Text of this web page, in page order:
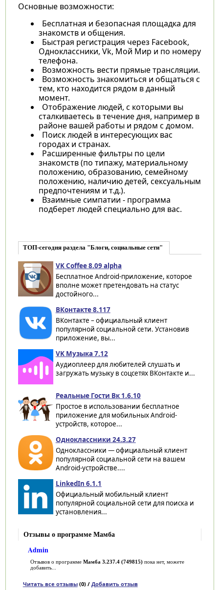
Основные возможности:
Бесплатная и безопасная площадка для
знакомств и общения.
Быстрая регистрация через Facebook,
Одноклассники, Vk, Мой Мир и по номеру
телефона.
Возможность вести прямые трансляции.
Возможность знакомиться и общаться с
тем, кто находится рядом в данный
момент.
Отображение людей, с которыми вы
сталкиваетесь в течение дня, например в
районе вашей работы и рядом с домом.
Поиск людей в интересующих вас
городах и странах.
Расширенные фильтры по цели
знакомств (по типажу, материальному
положению, образованию, семейному
положению, наличию детей, сексуальным
предпочтениям и т.д.).
Взаимные симпатии - программа
подберет людей специально для вас.
ТОП-сегодня раздела "Блоги, социальные сети"
VK Coffee 8.09 alpha
Бесплатное Android-приложение, которое
вполне может претендовать на статус
достойного...
ВКонтакте 8.117
ВКонтакте – официальный клиент
популярной социальной сети. Установив
приложение, вы...
VK Музыка 7.12
Аудиоплеер для любителей слушать и
загружать музыку в соцсетях ВКонтакте и...
Реальные Гости Вк 1.6.10
Простое в использовании бесплатное
приложение для мобильных Android-
устройств, которое...
Одноклассники 24.3.27
Одноклассники — официальный клиент
популярной социальной сети на вашем
Android-устройстве....
LinkedIn 6.1.1
Официальный мобильный клиент
популярной социальной сети для поиска и
установления...
Отзывы о программе Мамба
Admin
Отзывов о программе Мамба 3.237.4 (749815)пока нет, можете
добавить...
Читать все отзывы(0) / Добавить отзыв